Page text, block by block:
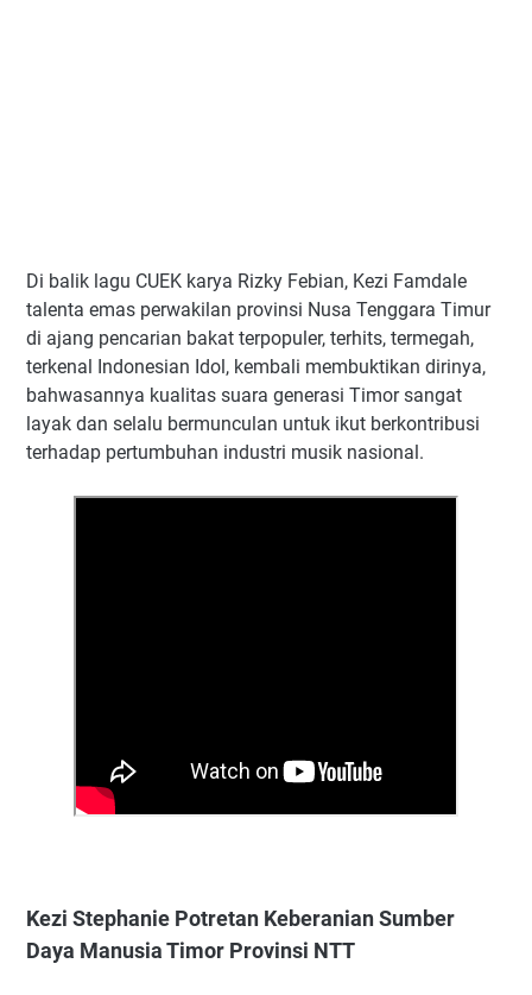
Di balik lagu CUEK karya Rizky Febian, Kezi Famdale
talenta emas perwakilan provinsi Nusa Tenggara Timur
di ajang pencarian bakat terpopuler, terhits, termegah,
terkenal Indonesian Idol, kembali membuktikan dirinya,
bahwasannya kualitas suara generasi Timor sangat
layak dan selalu bermunculan untuk ikut berkontribusi
terhadap pertumbuhan industri musik nasional.
Kezi Stephanie Potretan Keberanian Sumber
Daya Manusia Timor Provinsi NTT